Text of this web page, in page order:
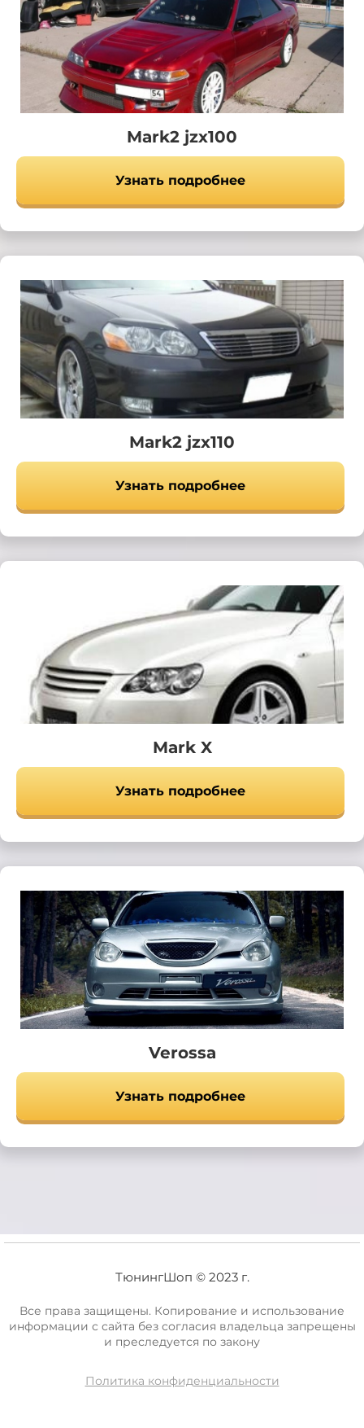
Mark2 jzx100
Узнать подробнее
Mark2 jzx110
Узнать подробнее
Mark X
Узнать подробнее
Verossa
Узнать подробнее
ТюнингШоп © 2023 г.
Все права защищены. Копирование и использование
информации с сайта без согласия владельца запрещены
и преследуется по закону
Политика конфиденциальности